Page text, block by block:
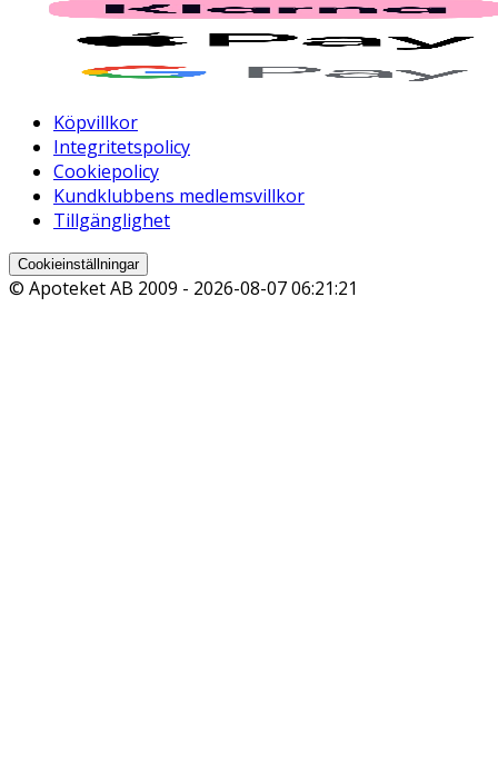
Köpvillkor
Integritetspolicy
Cookiepolicy
Kundklubbens medlemsvillkor
Tillgänglighet
Cookieinställningar
© Apoteket AB 2009 - 2026-08-07 06:21:21